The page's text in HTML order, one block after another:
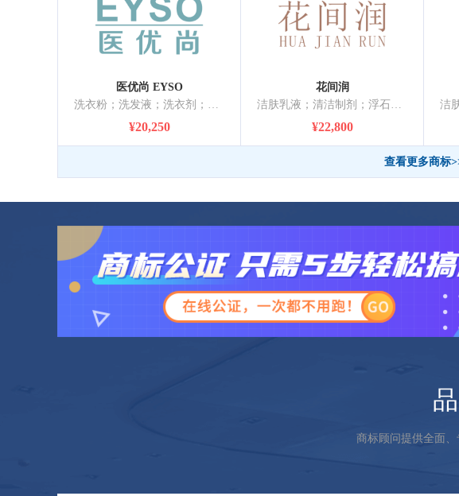
医优尚 EYSO
洗衣粉；洗发液；洗衣剂；洗面奶；浴液；清洁制剂；化妆品；口红；美容面膜；牙齿美白贴
¥20,250
花间润
洁肤乳液；清洁制剂；浮石；香精油；化妆品；美容面膜；口气清新喷雾；熏日用织品用香囊；动物用化妆品；空气芳香剂
¥22,800
查看更多商标
商标顾问提供全面